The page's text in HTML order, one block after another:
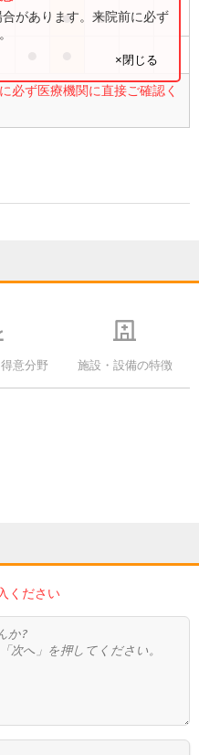
● ● ●
必ず医療機関に直接ご確認く
があります。来院前に必ず
×閉じる
意分野 施設・設備の特徴
ください